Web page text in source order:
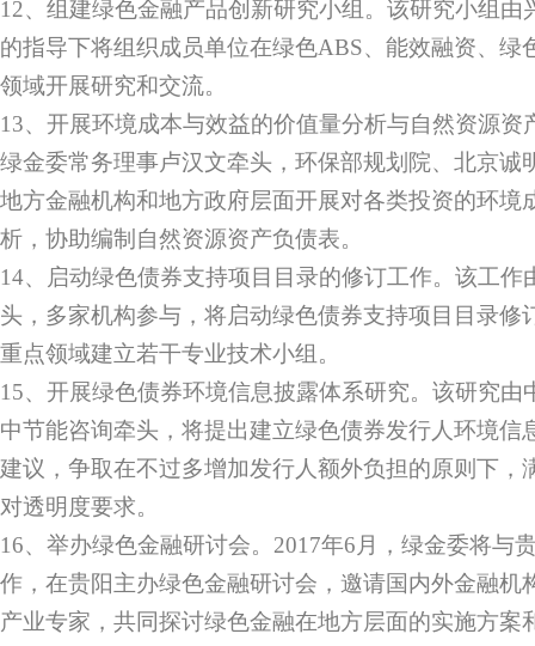
12、组建绿色金融产品创新研究小组。该研究小组由
的指导下将组织成员单位在绿色ABS、能效融资、绿
领域开展研究和交流。
13、开展环境成本与效益的价值量分析与自然资源资
绿金委常务理事卢汉文牵头，环保部规划院、北京诚
地方金融机构和地方政府层面开展对各类投资的环境
析，协助编制自然资源资产负债表。
14、启动绿色债券支持项目目录的修订工作。该工作
头，多家机构参与，将启动绿色债券支持项目目录修
重点领域建立若干专业技术小组。
15、开展绿色债券环境信息披露体系研究。该研究由
中节能咨询牵头，将提出建立绿色债券发行人环境信
建议，争取在不过多增加发行人额外负担的原则下，
对透明度要求。
16、举办绿色金融研讨会。2017年6月，绿金委将与
作，在贵阳主办绿色金融研讨会，邀请国内外金融机
产业专家，共同探讨绿色金融在地方层面的实施方案